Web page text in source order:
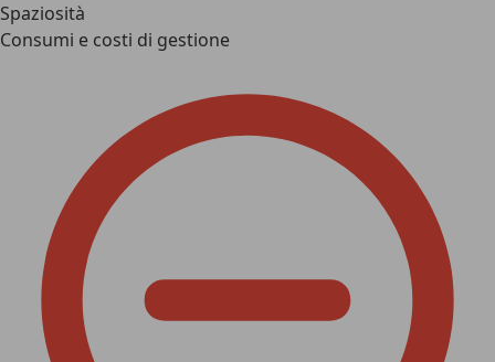
Spaziosità
Consumi e costi di gestione